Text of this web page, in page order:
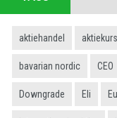
aktiehandel
bavarian nordic CEO
Downgrade Eli